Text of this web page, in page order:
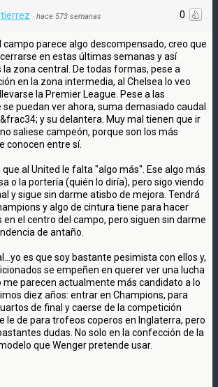
0
· hace 573 semanas
campo parece algo descompensado, creo que
en estas últimas semanas y así
zona central. De todas formas, pese a
en la zona intermedia, al Chelsea lo veo
la Premier League. Pese a las
puedan ver ahora, suma demasiado caudal
y su delantera. Muy mal tienen que ir
saliese campeón, porque son los más
conocen entre sí.
al United le falta "algo más". Ese algo más
o la portería (quién lo diría), pero sigo viendo
y sigue sin darme atisbo de mejora. Tendrá
y algo de cintura tiene para hacer
en el centro del campo, pero siguen sin darme
de antaño.
es que soy bastante pesimista con ellos y,
se empeñen en querer ver una lucha
me parecen actualmente más candidato a lo
diez años: entrar en Champions, para
de final y caerse de la competición
le de para trofeos coperos en Inglaterra, pero
dudas. No solo en la confección de la
que Wenger pretende usar.